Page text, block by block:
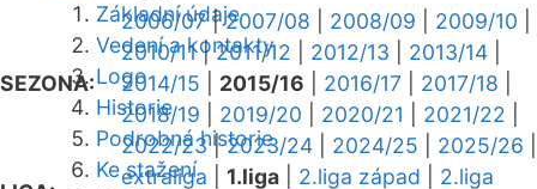
Základní údaje
Vedení a kontakty
Logo
Historie
Podrobná historie
Ke stažení
SEZONA:
2006/07|2007/08 2008/09 2009/10
2010/11|2011/12 2012/13 2013/14
2014/15
2015/16 2016/17 2017/18
2018/19
2019/20 2020/21 2021/22
2022/23|2023/24 2024/25 2025/26
extraliga 1.liga 2.liga západ
2.liga